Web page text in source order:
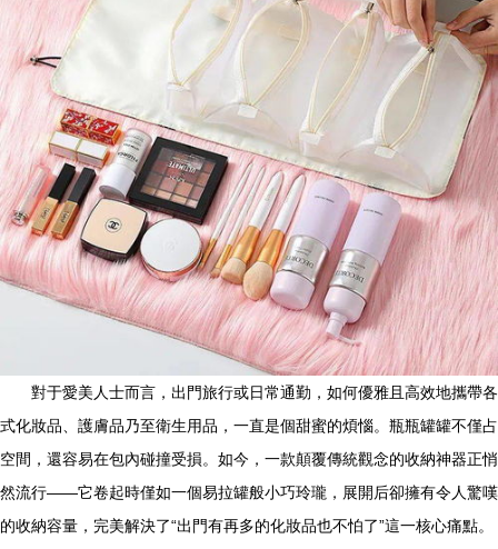
對于愛美人士而言，出門旅行或日常通勤，如何優雅且高效地攜帶各
式化妝品、護膚品乃至衛生用品，一直是個甜蜜的煩惱。瓶瓶罐罐不僅占
空間，還容易在包內碰撞受損。如今，一款顛覆傳統觀念的收納神器正悄
然流行——它卷起時僅如一個易拉罐般小巧玲瓏，展開后卻擁有令人驚嘆
的收納容量，完美解決了“出門有再多的化妝品也不怕了”這一核心痛點。